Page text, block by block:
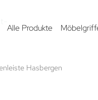
Alle Produkte
Hasbergen